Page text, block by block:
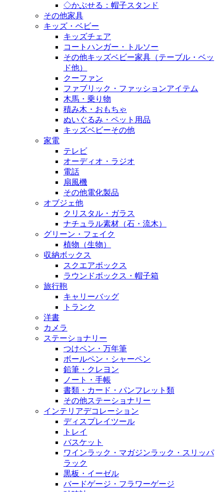
◇かぶせる：帽子スタンド
その他家具
キッズ・ベビー
キッズチェア
コートハンガー・トルソー
その他キッズベビー家具（テーブル・ベッ
ド他）
クーファン
ファブリック・ファッションアイテム
木馬・乗り物
積み木・おもちゃ
ぬいぐるみ・ペット用品
キッズベビーその他
家電
テレビ
オーディオ・ラジオ
電話
扇風機
その他電化製品
オブジェ他
クリスタル・ガラス
ナチュラル素材（石・流木）
グリーン・フェイク
植物（生物）
収納ボックス
スクエアボックス
ラウンドボックス・帽子箱
旅行鞄
キャリーバッグ
トランク
洋書
カメラ
ステーショナリー
つけペン・万年筆
ボールペン・シャーペン
鉛筆・クレヨン
ノート・手帳
書類・カード・パンフレット類
その他ステーショナリー
インテリアデコレーション
ディスプレイツール
トレイ
バスケット
ワインラック・マガジンラック・スリッパ
ラック
黒板・イーゼル
バードゲージ・フラワーゲージ